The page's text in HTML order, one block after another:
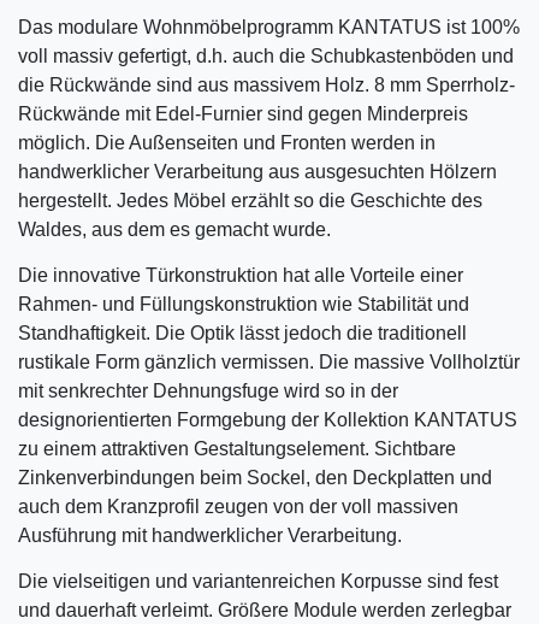
Das modulare Wohnmöbelprogramm KANTATUS ist 100%
voll massiv gefertigt, d.h. auch die Schubkastenböden und
die Rückwände sind aus massivem Holz. 8 mm Sperrholz-
Rückwände mit Edel-Furnier sind gegen Minderpreis
möglich. Die Außenseiten und Fronten werden in
handwerklicher Verarbeitung aus ausgesuchten Hölzern
hergestellt. Jedes Möbel erzählt so die Geschichte des
Waldes, aus dem es gemacht wurde.
Die innovative Türkonstruktion hat alle Vorteile einer
Rahmen- und Füllungskonstruktion wie Stabilität und
Standhaftigkeit. Die Optik lässt jedoch die traditionell
rustikale Form gänzlich vermissen. Die massive Vollholztür
mit senkrechter Dehnungsfuge wird so in der
designorientierten Formgebung der Kollektion KANTATUS
zu einem attraktiven Gestaltungselement. Sichtbare
Zinkenverbindungen beim Sockel, den Deckplatten und
auch dem Kranzprofil zeugen von der voll massiven
Ausführung mit handwerklicher Verarbeitung.
Die vielseitigen und variantenreichen Korpusse sind fest
und dauerhaft verleimt. Größere Module werden zerlegbar